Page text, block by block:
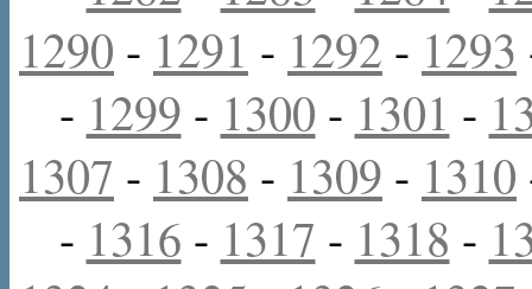
1290 - 1291 - 1292 - 1293
- 1299 - 1300 - 1301 -
1307 - 1308 - 1309 - 1310
- 1316 - 1317 - 1318 -